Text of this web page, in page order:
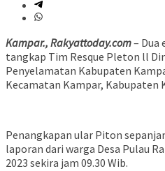
Kampar., Rakyattoday.com– Dua
tangkap Tim Resque Pleton ll
Penyelamatan Kabupaten
Kecamatan Kampar, Kabupaten
Penangkapan ular Piton
laporan dari warga Desa Pulau
2023 sekira jam 09.30 Wib.